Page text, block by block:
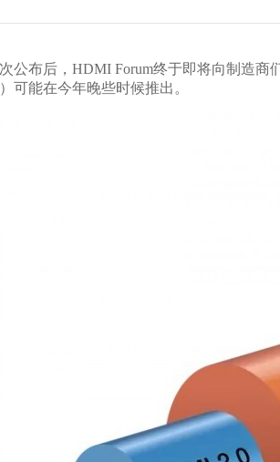
公布后，HDMI Forum终于即将向制造
可能在今年晚些时候推出。